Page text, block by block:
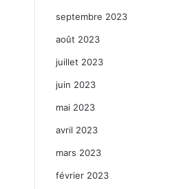
septembre 2023
août 2023
juillet 2023
juin 2023
mai 2023
avril 2023
mars 2023
février 2023